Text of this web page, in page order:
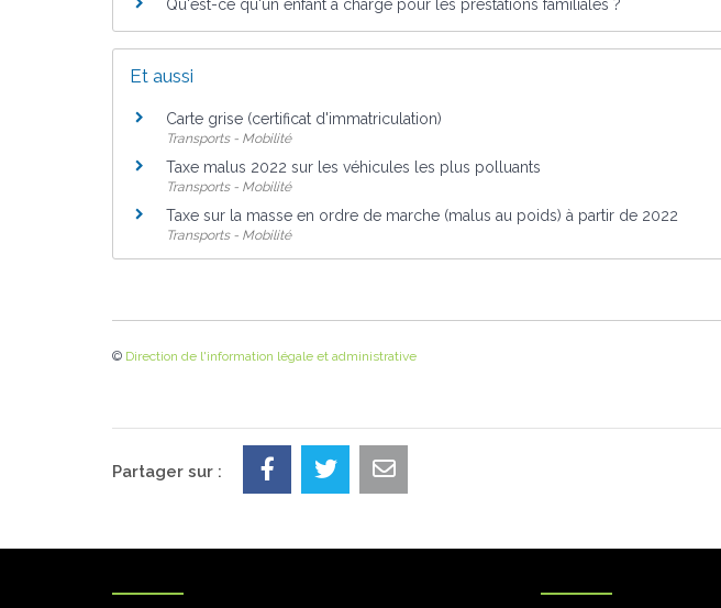
Qu'est-ce qu'un enfant à charge pour les prestations familiales ?
Et aussi
Carte grise (certificat d'immatriculation)
Transports - Mobilité
Taxe malus 2022 sur les véhicules les plus polluants
Transports - Mobilité
Taxe sur la masse en ordre de marche (malus au poids) à partir de 2022
Transports - Mobilité
© Direction de l'information légale et administrative
Partager sur :